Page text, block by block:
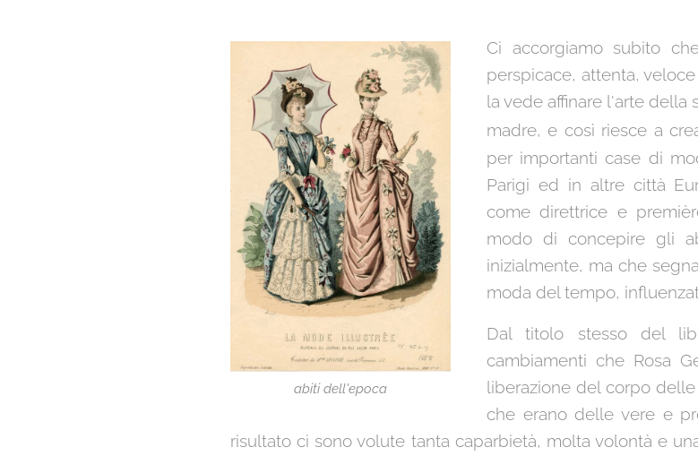
abiti dell'epoca
Ci accorgiamo subito
perspicace, attenta,
la vede affinare l'arte della
madre, e così riesce a
per importanti case di
Parigi ed in altre città
come direttrice e
modo di concepire gli
inizialmente, ma che
moda del tempo,
Dal titolo stesso del
cambiamenti che Rosa
liberazione del corpo
che erano delle vere e
risultato ci sono volute tanta caparbietà, molta volontà e